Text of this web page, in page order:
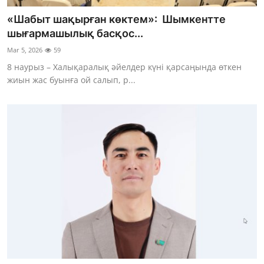
«Шабыт шақырған көктем»: Шымкентте
шығармашылық басқос...
Mar 5, 2026 59
8 наурыз – Халықаралық әйелдер күні қарсаңында өткен
жиын жас буынға ой салып, р...